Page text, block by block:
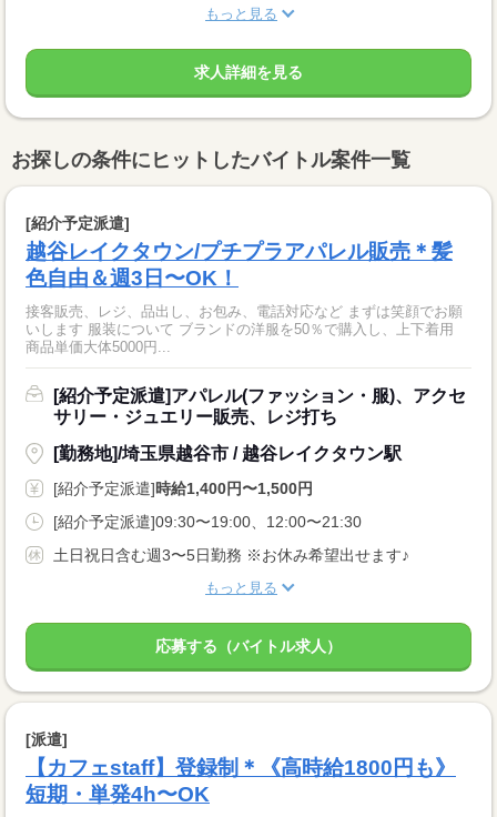
もっと見る
求人詳細を見る
お探しの条件にヒットしたバイトル案件一覧
[紹介予定派遣]
越谷レイクタウン/プチプラアパレル販売＊髪
色自由＆週3日〜OK！
接客販売、レジ、品出し、お包み、電話対応など まずは笑顔でお願
いします 服装について ブランドの洋服を50％で購入し、上下着用
商品単価大体5000円...
[紹介予定派遣]アパレル(ファッション・服)、アクセ
サリー・ジュエリー販売、レジ打ち
[勤務地]/埼玉県越谷市 / 越谷レイクタウン駅
[紹介予定派遣]時給1,400円〜1,500円
[紹介予定派遣]09:30〜19:00、12:00〜21:30
土日祝日含む週3〜5日勤務 ※お休み希望出せます♪
もっと見る
応募する（バイトル求人）
[派遣]
【カフェstaff】登録制＊《高時給1800円も》
短期・単発4h〜OK